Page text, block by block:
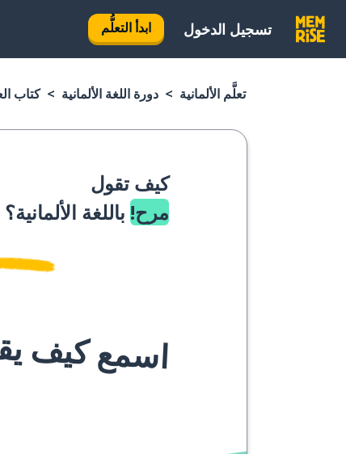
تسجيل الدخول ابدأ التعلُّم
تعلَّم الألمانية دورة اللغة الألمانية كتاب
كيف تقول
مرح! باللغة الألمانية؟
اسمع كيف